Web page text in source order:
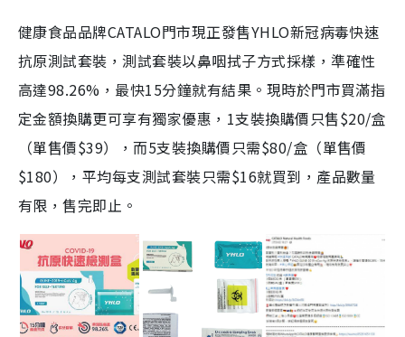
健康食品品牌CATALO門市現正發售YHLO新冠病毒快速
抗原測試套裝，測試套裝以鼻咽拭子方式採樣，準確性
高達98.26%，最快15分鐘就有結果。現時於門市買滿指
定金額換購更可享有獨家優惠，1支裝換購價只售$20/盒
（單售價$39），而5支裝換購價只需$80/盒（單售價
$180），平均每支測試套裝只需$16就買到，產品數量
有限，售完即止。